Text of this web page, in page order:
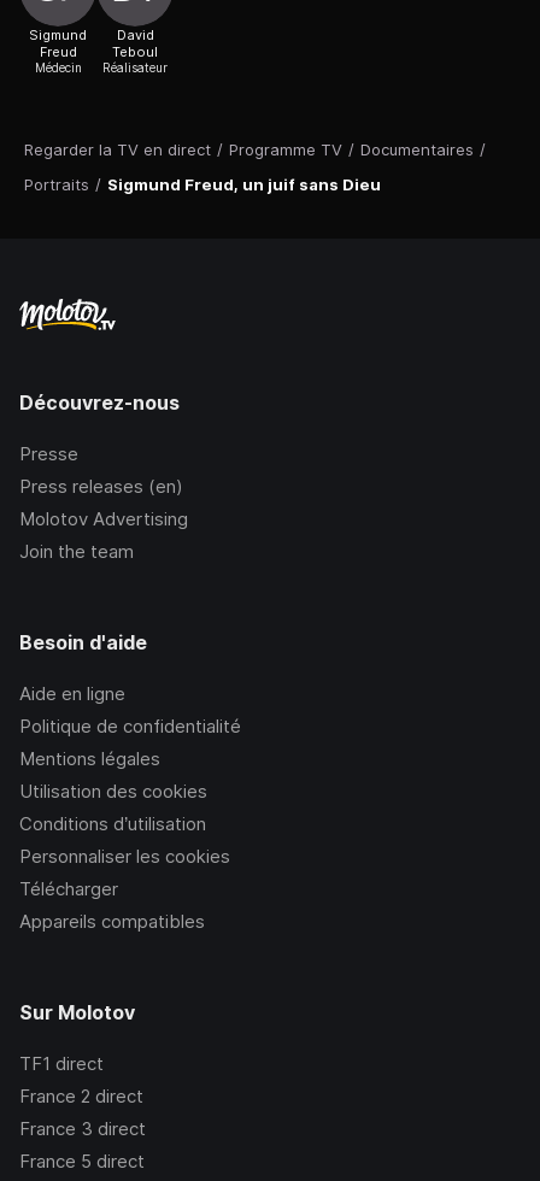
Regarder la TV en direct / Programme TV / Documentaires /
Portraits / Sigmund Freud, un juif sans Dieu
Sigmund
Freud
Médecin
David
Teboul
Réalisateur
Découvrez-nous
Presse
Press releases (en)
Molotov Advertising
Join the team
Besoin d'aide
Aide en ligne
Politique de confidentialité
Mentions légales
Utilisation des cookies
Conditions d’utilisation
Personnaliser les cookies
Télécharger
Appareils compatibles
Sur Molotov
TF1 direct
France 2 direct
France 3 direct
France 5 direct